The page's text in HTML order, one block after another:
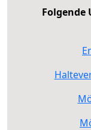
Folgende